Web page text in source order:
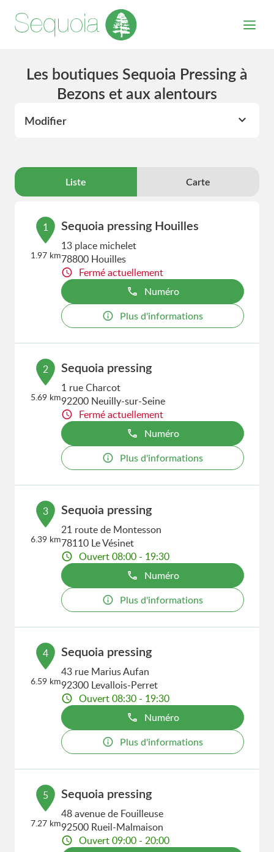
Les boutiques Sequoia Pressing à
Bezons et aux alentours
Modifier
Liste Carte
1
1.97 km
Sequoia pressing Houilles
13 place michelet
78800 Houilles
Fermé actuellement
Numéro
Plus d'informations
2
5.69 km
Sequoia pressing
1 rue Charcot
92200 Neuilly-sur-Seine
Fermé actuellement
Numéro
Plus d'informations
3
6.39 km
Sequoia pressing
21 route de Montesson
78110 Le Vésinet
Ouvert 08:00 - 19:30
Numéro
Plus d'informations
4
6.59 km
Sequoia pressing
43 rue Marius Aufan
92300 Levallois-Perret
Ouvert 08:30 - 19:30
Numéro
Plus d'informations
5
7.27 km
Sequoia pressing
48 avenue de Fouilleuse
92500 Rueil-Malmaison
Ouvert 09:00 - 20:00